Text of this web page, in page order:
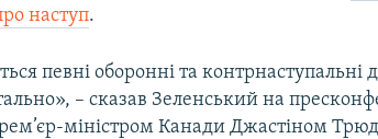
наступ.
певні оборонні та контрнаступальні
– сказав Зеленський на
міністром Канади Джастіном